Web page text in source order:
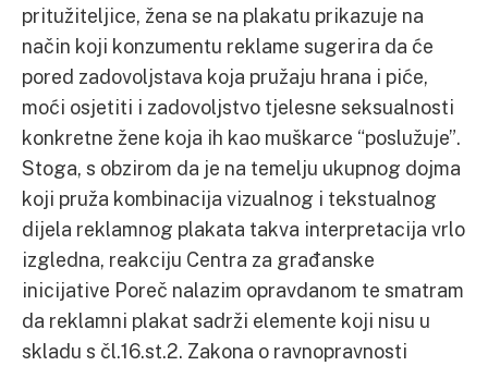
pritužiteljice, žena se na plakatu prikazuje na
način koji konzumentu reklame sugerira da će
pored zadovoljstava koja pružaju hrana i piće,
moći osjetiti i zadovoljstvo tjelesne seksualnosti
konkretne žene koja ih kao muškarce “poslužuje”.
Stoga, s obzirom da je na temelju ukupnog dojma
koji pruža kombinacija vizualnog i tekstualnog
dijela reklamnog plakata takva interpretacija vrlo
izgledna, reakciju Centra za građanske
inicijative Poreč nalazim opravdanom te smatram
da reklamni plakat sadrži elemente koji nisu u
skladu s čl.16.st.2. Zakona o ravnopravnosti